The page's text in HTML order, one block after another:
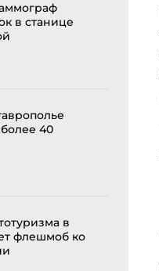
в станице
40
в
флешмоб ко